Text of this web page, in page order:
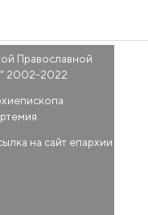
Православной
" 2002-2022
на сайт епархии